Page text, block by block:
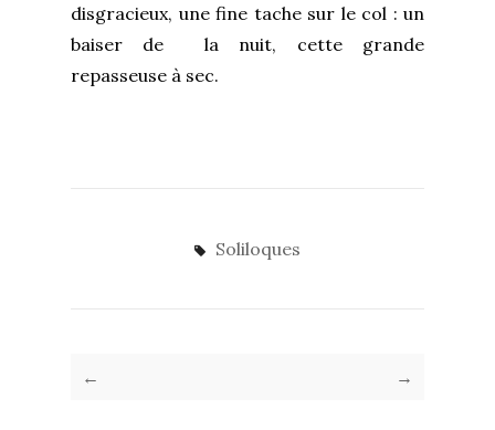
disgracieux, une fine tache sur le col : un
baiser de la nuit, cette grande
repasseuse à sec.
Soliloques
← →